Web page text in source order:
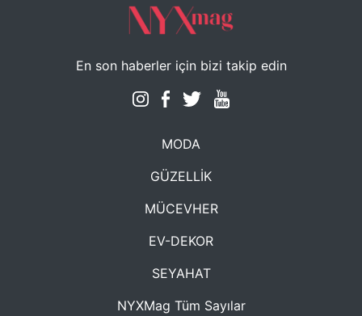
En son haberler için bizi takip edin
MODA
GÜZELLİK
MÜCEVHER
EV-DEKOR
SEYAHAT
NYXMag Tüm Sayılar